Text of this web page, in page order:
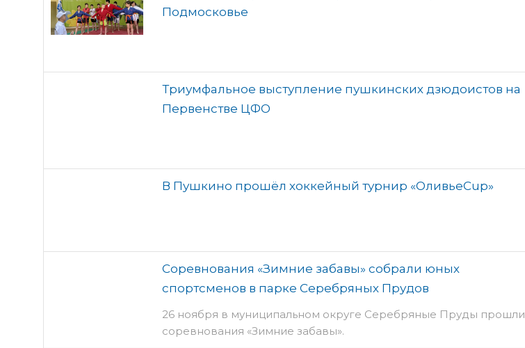
Подмосковье
Триумфальное выступление пушкинских дзюдоистов на
Первенстве ЦФО
В Пушкино прошёл хоккейный турнир «ОливьеCup»
Соревнования «Зимние забавы» собрали юных
спортсменов в парке Серебряных Прудов
26 ноября в муниципальном округе Серебряные Пруды прошли
соревнования «Зимние забавы».